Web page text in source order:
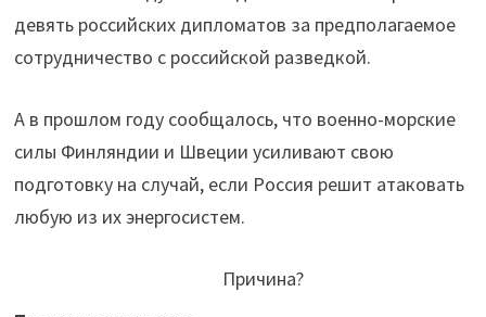
девять российских дипломатов за предполагаемое
сотрудничество с российской разведкой.
А в прошлом году сообщалось, что военно-морские
силы Финляндии и Швеции усиливают свою
подготовку на случай, если Россия решит атаковать
любую из их энергосистем.
Причина?